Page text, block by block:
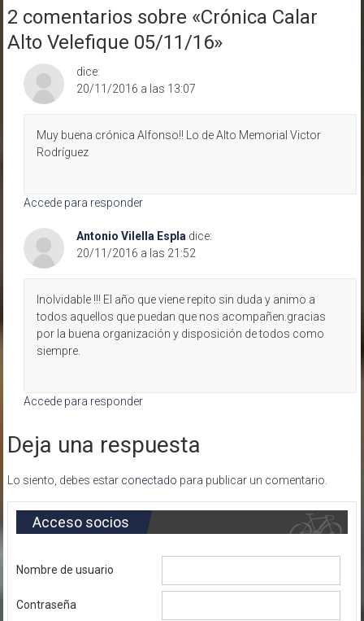
2 comentarios sobre «Crónica Calar
Alto Velefique 05/11/16»
dice:
20/11/2016 a las 13:07
Muy buena crónica Alfonso!! Lo de Alto Memorial Victor
Rodríguez
Accede para responder
Antonio Vilella Espla dice:
20/11/2016 a las 21:52
Inolvidable !!! El año que viene repito sin duda y animo a
todos aquellos que puedan que nos acompañen.gracias
por la buena organización y disposición de todos como
siempre.
Accede para responder
Deja una respuesta
Lo siento, debes estar conectado para publicar un comentario.
Acceso socios
Nombre de usuario
Contraseña